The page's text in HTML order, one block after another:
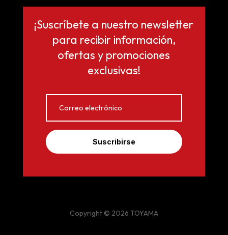
¡Suscríbete a nuestro newsletter
para recibir información,
ofertas y promociones
exclusivas!
Suscribirse
Copyright © 2026 TOYAMA